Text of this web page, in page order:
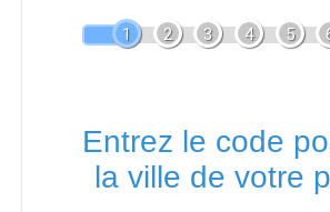
1 2 3 4 5
Entrez le code
la ville de votre